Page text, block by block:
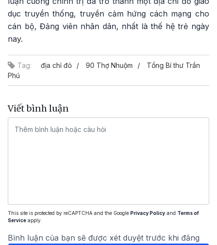
dục truyền thống, truyền cảm hứng cách mạng cho
cán bộ, Đảng viên nhân dân, nhất là thế hệ trẻ ngày
nay.
Tag: địa chỉ đỏ 90 Thợ Nhuộm
Tổng Bí thư Trần
Phú
Viết bình luận
This site is protected by reCAPTCHA and the Google Privacy Policy and Terms of
Service apply.
Bình luận của bạn sẽ được xét duyệt trước khi đăng